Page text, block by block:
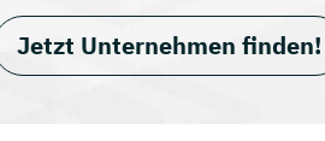
Jetzt Unternehmen finden!